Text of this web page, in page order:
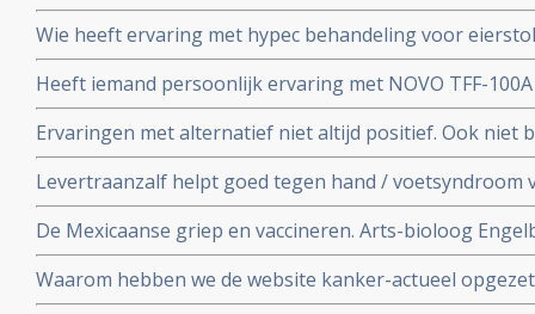
Wie heeft ervaring met hypec behandeling voor
Heeft iemand persoonlijk ervaring met NOVO TFF-
Ervaringen met alternatief niet altijd positief. Ook niet
ervaring
Levertraanzalf helpt goed tegen hand / voetsyndroom
name Xeloda - capecitabine
De Mexicaanse griep en vaccineren. Arts-bioloog
conclusies op basis van wetenschappeliijke analyse en
Waarom hebben we de website kanker-actueel